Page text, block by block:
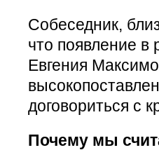
Собеседник,
что появление в
Евгения
договориться с
Почему мы